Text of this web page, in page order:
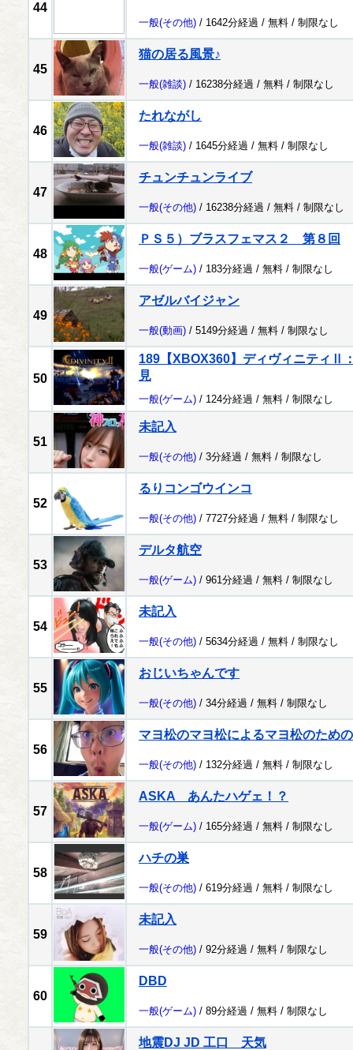
44
一般(その他) / 1642分経過 / 無料 / 制限なし
45
猫の居る風景♪
一般(雑談) / 16238分経過 / 無料 / 制限なし
46
たれながし
一般(雑談) / 1645分経過 / 無料 / 制限なし
47
チュンチュンライブ
一般(その他) / 16238分経過 / 無料 / 制限なし
48
ＰＳ５）ブラスフェマス２ 第８回
一般(ゲーム) / 183分経過 / 無料 / 制限なし
49
アゼルバイジャン
一般(動画) / 5149分経過 / 無料 / 制限なし
50
189【XBOX360】ディヴィニティⅡ
見
一般(ゲーム) / 124分経過 / 無料 / 制限なし
51
未記入
一般(その他) / 3分経過 / 無料 / 制限なし
52
るりコンゴウインコ
一般(その他) / 7727分経過 / 無料 / 制限なし
53
デルタ航空
一般(ゲーム) / 961分経過 / 無料 / 制限なし
54
未記入
一般(その他) / 5634分経過 / 無料 / 制限なし
55
おじいちゃんです
一般(その他) / 34分経過 / 無料 / 制限なし
56
マヨ松のマヨ松によるマヨ松のため
一般(その他) / 132分経過 / 無料 / 制限なし
57
ASKA あんたハゲェ！？
一般(ゲーム) / 165分経過 / 無料 / 制限なし
58
ハチの巣
一般(その他) / 619分経過 / 無料 / 制限なし
59
未記入
一般(その他) / 92分経過 / 無料 / 制限なし
60
DBD
一般(ゲーム) / 89分経過 / 無料 / 制限なし
地震DJ JD 工口 天気